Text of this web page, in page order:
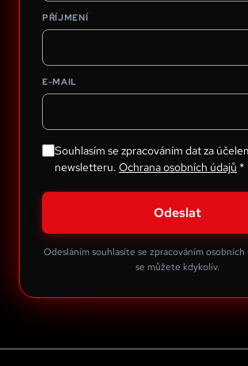
PŘÍJMENÍ
E-MAIL
Souhlasím se zpracováním dat za
newsletteru. Ochrana osobních údajů *
Odeslat
Odesláním souhlasíte se zpracováním
se můžete kdykoliv.